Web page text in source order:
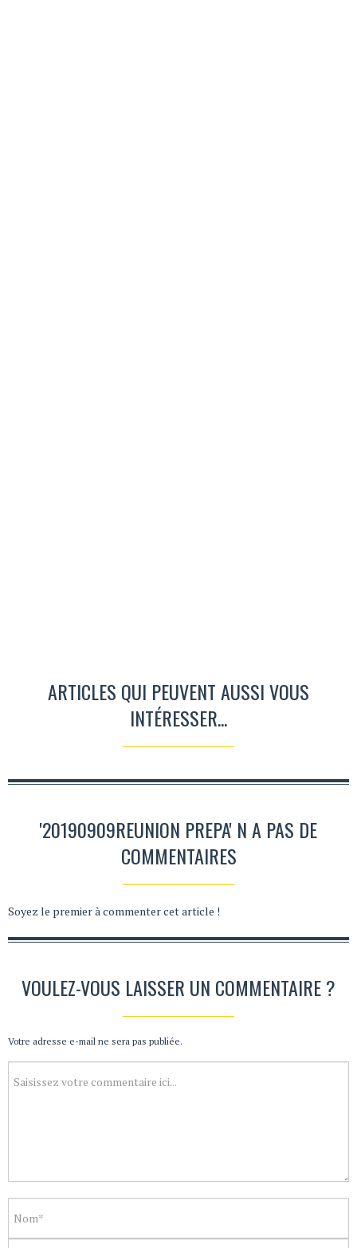
ARTICLES QUI PEUVENT AUSSI VOUS
INTÉRESSER...
'20190909REUNION PREPA' N A PAS DE
COMMENTAIRES
Soyez le premier à commenter cet article !
VOULEZ-VOUS LAISSER UN COMMENTAIRE ?
Votre adresse e-mail ne sera pas publiée.